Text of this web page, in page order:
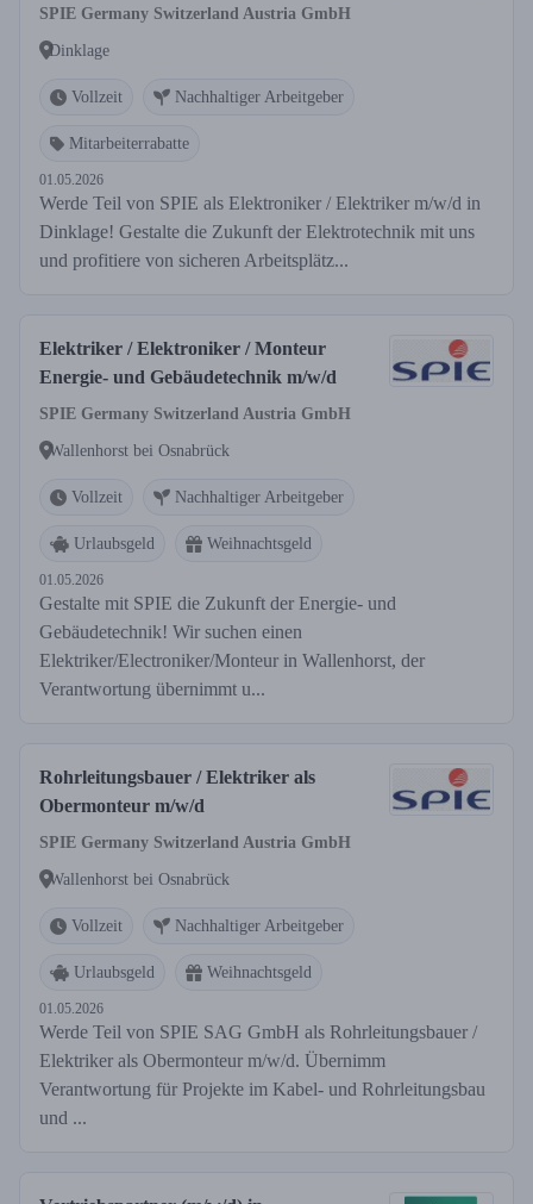
SPIE Germany Switzerland Austria GmbH
Dinklage
Vollzeit Nachhaltiger Arbeitgeber
Mitarbeiterrabatte
01.05.2026
Werde Teil von SPIE als Elektroniker / Elektriker m/w/d in
Dinklage! Gestalte die Zukunft der Elektrotechnik mit uns
und profitiere von sicheren Arbeitsplätz...
Elektriker / Elektroniker / Monteur
Energie- und Gebäudetechnik m/w/d
SPIE Germany Switzerland Austria GmbH
Wallenhorst bei Osnabrück
Vollzeit Nachhaltiger Arbeitgeber
Urlaubsgeld Weihnachtsgeld
01.05.2026
Gestalte mit SPIE die Zukunft der Energie- und
Gebäudetechnik! Wir suchen einen
Elektriker/Electroniker/Monteur in Wallenhorst, der
Verantwortung übernimmt u...
Rohrleitungsbauer / Elektriker als
Obermonteur m/w/d
SPIE Germany Switzerland Austria GmbH
Wallenhorst bei Osnabrück
Vollzeit Nachhaltiger Arbeitgeber
Urlaubsgeld Weihnachtsgeld
01.05.2026
Werde Teil von SPIE SAG GmbH als Rohrleitungsbauer /
Elektriker als Obermonteur m/w/d. Übernimm
Verantwortung für Projekte im Kabel- und Rohrleitungsbau
und ...